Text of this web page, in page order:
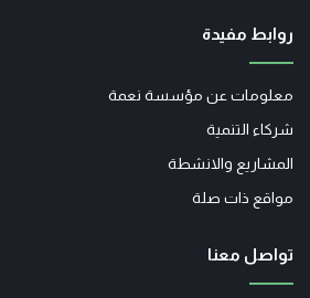
روابط مفيدة
معلومات عن مؤسسة نعمة
شركاء التنمية
المشاريع والانشطة
مواقع ذات صلة
تواصل معنا